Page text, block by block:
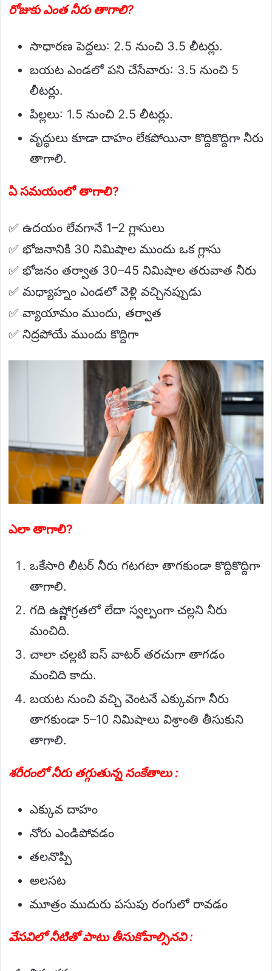
రోజుకు ఎంత నీరు తాగాలి?
సాధారణ పెద్దలు: 2.5 నుంచి 3.5 లీటర్లు.
బయట ఎండలో పని చేసేవారు: 3.5 నుంచి 5
లీటర్లు.
పిల్లలు: 1.5 నుంచి 2.5 లీటర్లు.
వృద్ధులు కూడా దాహం లేకపోయినా కొద్దికొద్దిగా నీరు
తాగాలి.
ఏ సమయంలో తాగాలి?
✅ ఉదయం లేవగానే 1–2 గ్లాసులు
✅ భోజనానికి 30 నిమిషాల ముందు ఒక గ్లాసు
✅ భోజనం తర్వాత 30–45 నిమిషాల తరువాత నీరు
✅ మధ్యాహ్నం ఎండలో వెళ్లి వచ్చినప్పుడు
✅ వ్యాయామం ముందు, తర్వాత
✅ నిద్రపోయే ముందు కొద్దిగా
ఎలా తాగాలి?
ఒకేసారి లీటర్ నీరు గటగటా తాగకుండా కొద్దికొద్దిగా
తాగాలి.
గది ఉష్ణోగ్రతలో లేదా స్వల్పంగా చల్లని నీరు
మంచిది.
చాలా చల్లటి ఐస్ వాటర్ తరచుగా తాగడం
మంచిది కాదు.
బయట నుంచి వచ్చి వెంటనే ఎక్కువగా నీరు
తాగకుండా 5–10 నిమిషాలు విశ్రాంతి తీసుకుని
తాగాలి.
శరీరంలో నీరు తగ్గుతున్న సంకేతాలు :
ఎక్కువ దాహం
నోరు ఎండిపోవడం
తలనొప్పి
అలసట
మూత్రం ముదురు పసుపు రంగులో రావడం
వేసవిలో నీటితో పాటు తీసుకోవాల్సినవి :